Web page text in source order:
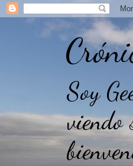
Soy
viendo